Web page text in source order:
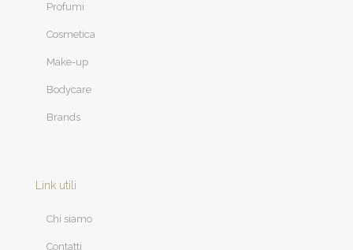
Profumi
Cosmetica
Make-up
Bodycare
Brands
Link utili
Chi siamo
Contatti